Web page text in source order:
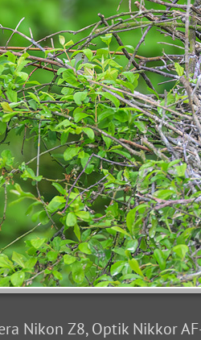
Nikon Z8, Optik Nikkor